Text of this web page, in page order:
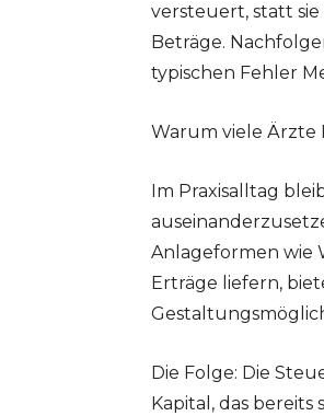
versteuert, statt
Beträge.
typischen Fehler
Warum viele Ärzte
Im Praxisalltag
Anlageformen wie
Erträge liefern,
Die Folge: Die
Kapital, das